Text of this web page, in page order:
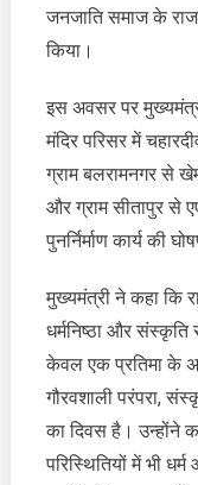
जनजाति समाज के
किया।
इस अवसर पर
मंदिर परिसर में
ग्राम बलरामनगर से
और ग्राम सीतापुर
पुनर्निर्माण कार्य की
मुख्यमंत्री ने कहा कि
धर्मनिष्ठा और
केवल एक प्रतिमा के
गौरवशाली परंपरा,
का दिवस है। उन्होंने
परिस्थितियों में भी